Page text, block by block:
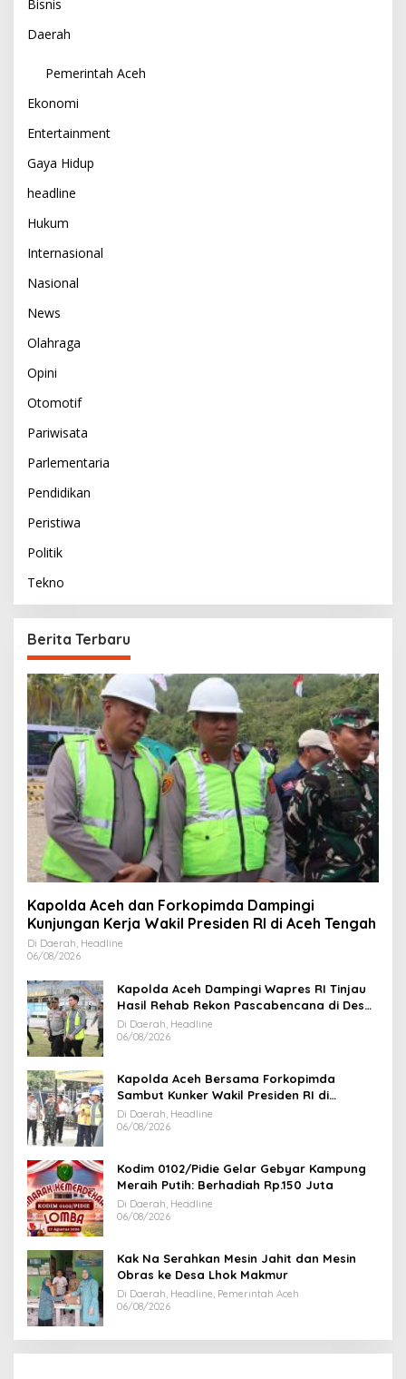
Bisnis
Daerah
Pemerintah Aceh
Ekonomi
Entertainment
Gaya Hidup
headline
Hukum
Internasional
Nasional
News
Olahraga
Opini
Otomotif
Pariwisata
Parlementaria
Pendidikan
Peristiwa
Politik
Tekno
Berita Terbaru
Kapolda Aceh dan Forkopimda Dampingi
Kunjungan Kerja Wakil Presiden RI di Aceh Tengah
Di Daerah, Headline
06/08/2026
Kapolda Aceh Dampingi Wapres RI Tinjau
Hasil Rehab Rekon Pascabencana di Desa
Kendawi Gayo Lues
Di Daerah, Headline
06/08/2026
Kapolda Aceh Bersama Forkopimda
Sambut Kunker Wakil Presiden RI di
Kabupaten Bireuen
Di Daerah, Headline
06/08/2026
Kodim 0102/Pidie Gelar Gebyar Kampung
Meraih Putih: Berhadiah Rp.150 Juta
Di Daerah, Headline
06/08/2026
Kak Na Serahkan Mesin Jahit dan Mesin
Obras ke Desa Lhok Makmur
Di Daerah, Headline, Pemerintah Aceh
06/08/2026